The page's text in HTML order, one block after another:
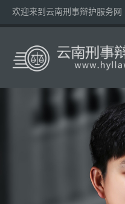
欢迎来到云南刑事辩护服务网